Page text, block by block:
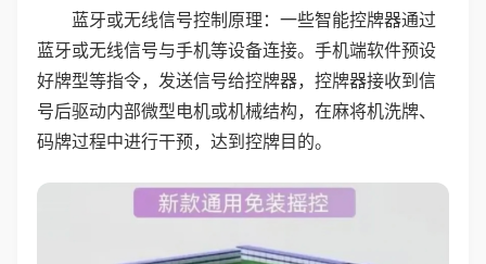
蓝牙或无线信号控制原理：一些智能控牌器通过
蓝牙或无线信号与手机等设备连接。手机端软件预设
好牌型等指令，发送信号给控牌器，控牌器接收到信
号后驱动内部微型电机或机械结构，在麻将机洗牌、
码牌过程中进行干预，达到控牌目的。